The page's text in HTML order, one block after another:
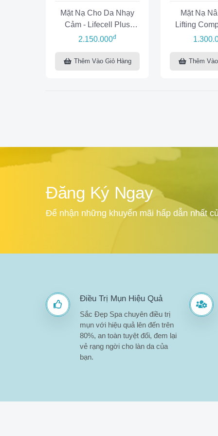
Mặt Nạ Cho Da Nhạy
Cảm - Lifecell Plus
Mask
2.150.000đ
Thêm Vào Giỏ Hàng
Mặt Nạ
Lifting
Thêm
Đăng Ký Ngay
Để nhận những khuyến mãi hấp dẫn nhất
Điều Trị Mụn Hiệu Quả
Sắc Đẹp Spa chuyên điều trị
mụn với hiệu quả lên đến trên
80%, an toàn tuyệt đối, đem lại
vẻ rạng ngời cho làn da của
bạn.